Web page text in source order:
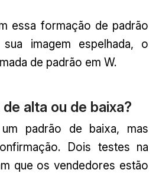
essa formação de padrão
imagem espelhada, o
de padrão em W.
alta ou de baixa?
padrão de baixa, mas
Dois testes na
que os vendedores estão